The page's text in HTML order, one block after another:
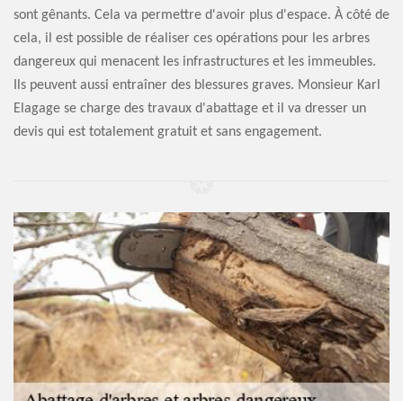
sont gênants. Cela va permettre d'avoir plus d'espace. À côté de
cela, il est possible de réaliser ces opérations pour les arbres
dangereux qui menacent les infrastructures et les immeubles.
Ils peuvent aussi entraîner des blessures graves. Monsieur Karl
Elagage se charge des travaux d'abattage et il va dresser un
devis qui est totalement gratuit et sans engagement.